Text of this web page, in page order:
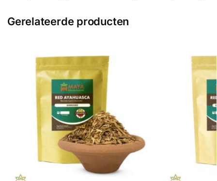
Gerelateerde producten